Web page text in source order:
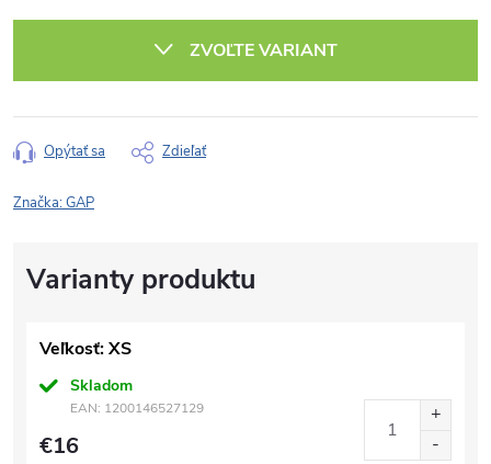
ZVOĽTE VARIANT
Opýtať sa Zdieľať
Značka:GAP
Veľkosť: XS
Skladom
EAN: 1200146527129
€16